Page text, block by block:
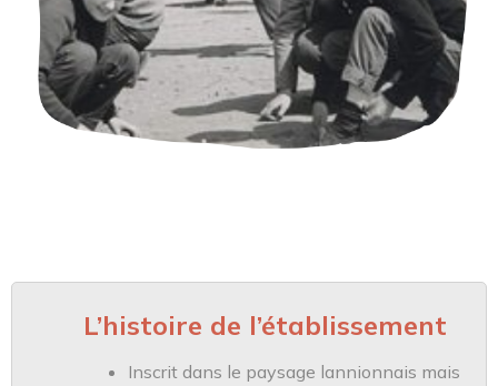
L’histoire de l’établissement
Inscrit dans le paysage lannionnais mais